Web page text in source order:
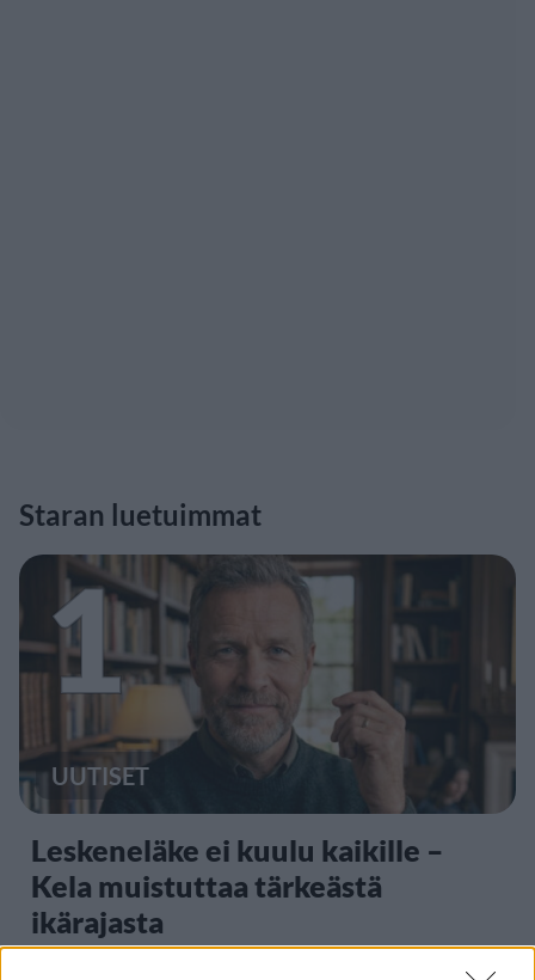
Staran luetuimmat
1
UUTISET
Leskeneläke ei kuulu kaikille –
Kela muistuttaa tärkeästä
ikärajasta